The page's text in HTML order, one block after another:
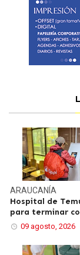
ARAUCANÍA
Hospital de
para terminar
09 agosto, 2026